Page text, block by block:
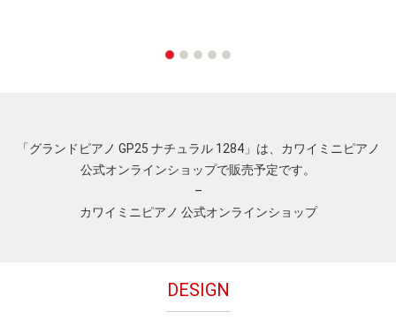
「グランドピアノ GP25 ナチュラル 1284」は、カワイミニピアノ
公式オンラインショップで販売予定です。
–
カワイミニピアノ 公式オンラインショップ
DESIGN